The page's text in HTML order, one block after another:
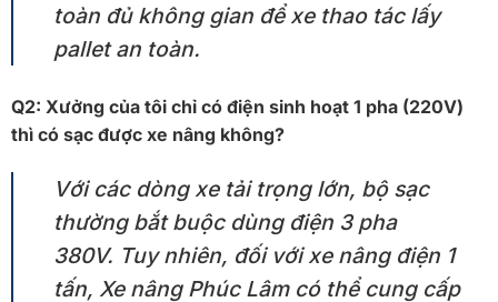
toàn đủ không gian để xe thao tác lấy
pallet an toàn.
Q2: Xưởng của tôi chỉ có điện sinh hoạt 1 pha (220V)
thì có sạc được xe nâng không?
Với các dòng xe tải trọng lớn, bộ sạc
thường bắt buộc dùng điện 3 pha
380V. Tuy nhiên, đối với xe nâng điện 1
tấn, Xe nâng Phúc Lâm có thể cung cấp